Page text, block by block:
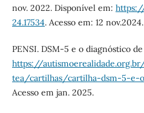
nov. 2022. Disponível em:
24.17534. Acesso em: 12 nov.2024.
PENSI. DSM-5 e o diagnóstico
https://
tea/cartilhas/cartilha-dsm-5-e-
Acesso em jan. 2025.